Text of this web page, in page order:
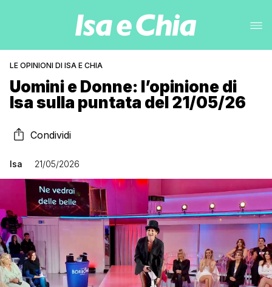
LE OPINIONI DI ISA E CHIA
Uomini e Donne: l’opinione di
Isa sulla puntata del 21/05/26
Condividi
Isa 21/05/2026